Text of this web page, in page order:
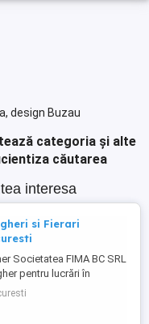
design Buzau
categoria și alte
căutarea
interesa
si Fierari
Societatea FIMA BC SRL
pentru lucrări în
Cerințe: *
de dulgherie
* Seriozitate și